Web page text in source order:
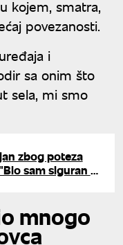
kojem, smatra,
povezanosti.
i
sa onim što
sela, mi smo
zbog poteza
sam siguran da
mnogo